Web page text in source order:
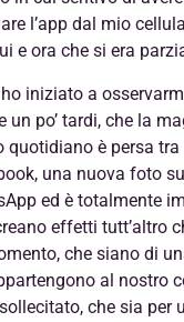
l’app dal mio
e ora che si era
ho iniziato a
un po’ tardi, che la
quotidiano è persa
una nuova foto
ed è totalmente
effetti tutt’altro
che siano di
al nostro
che sia per